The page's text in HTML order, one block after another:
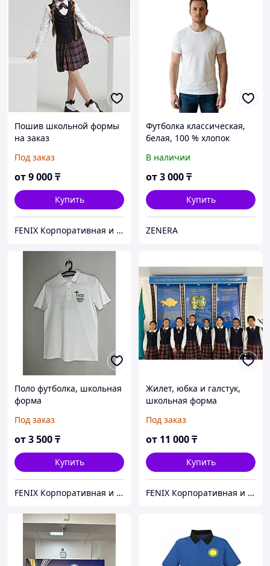
Пошив школьной формы
на заказ
Под заказ
от9 000₸
Купить
FENIX Корпоративная и школьная форма
Футболка классическая,
белая, 100 % хлопок
В наличии
от3 000₸
Купить
ZENERA
Поло футболка, школьная
форма
Под заказ
от3 500₸
Купить
FENIX Корпоративная и школьная форма
Жилет, юбка и галстук,
школьная форма
Под заказ
от 11 000₸
Купить
FENIX Корпоративная и школьная форма